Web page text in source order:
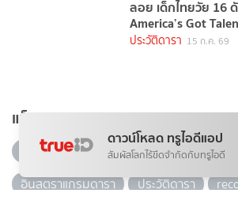
ลอย เด็กไทยวัย 16 ดังระดับโลกบนเวที
America’s Got
ประวัติดารา 15 ก.ค. 69
แท็กยอดนิยม
ดารา ข่าวบันเทิง ข่าวดารา
ไอจีดา
อินสตราแกรมดารา
ประวัติดารา
ดาวน์โหลด ทรูไอดีแอป
สัมผัสโลกไร้ขีดจำกัดกับทรูไอดี